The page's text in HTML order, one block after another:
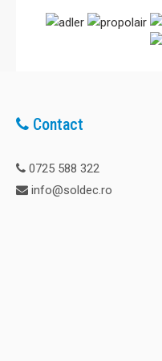
Contact
0725 588 322
info@soldec.ro